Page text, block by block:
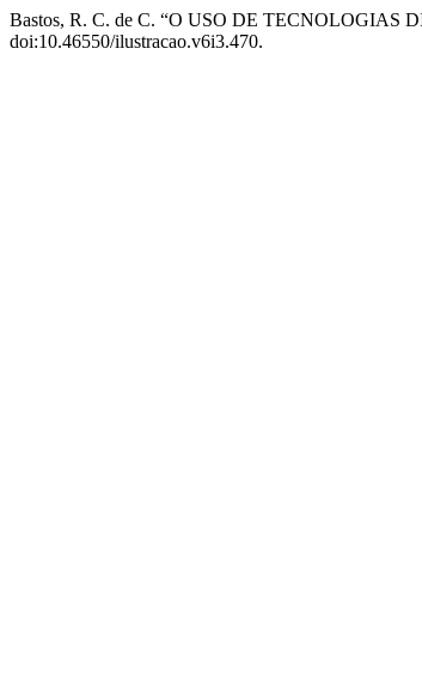
Bastos, R. C. de C. “O USO DE
doi:10.46550/ilustracao.v6i3.470.